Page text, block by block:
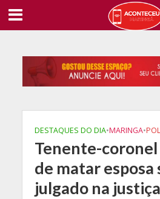
DESTAQUES DO DIA•MARINGA•
Tenente-coronel
de matar esposa
julgado na